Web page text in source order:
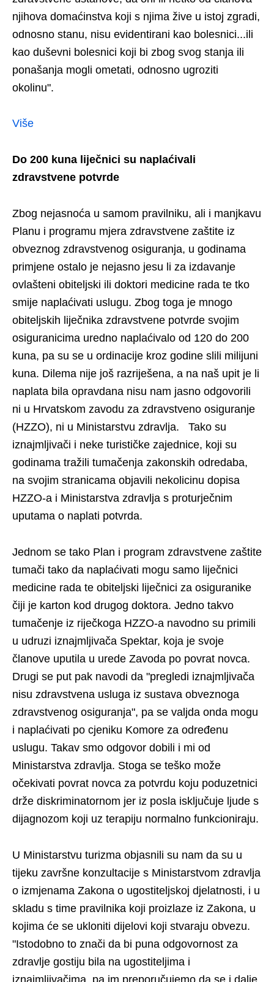
njihova domaćinstva koji s njima žive u istoj zgradi,
odnosno stanu, nisu evidentirani kao bolesnici...ili
kao duševni bolesnici koji bi zbog svog stanja ili
ponašanja mogli ometati, odnosno ugroziti
okolinu".
Više
Do 200 kuna liječnici su naplaćivali
zdravstvene potvrde
Zbog nejasnoća u samom pravilniku, ali i manjkavu
Planu i programu mjera zdravstvene zaštite iz
obveznog zdravstvenog osiguranja, u godinama
primjene ostalo je nejasno jesu li za izdavanje
ovlašteni obiteljski ili doktori medicine rada te tko
smije naplaćivati uslugu. Zbog toga je mnogo
obiteljskih liječnika zdravstvene potvrde svojim
osiguranicima uredno naplaćivalo od 120 do 200
kuna, pa su se u ordinacije kroz godine slili milijuni
kuna. Dilema nije još razriješena, a na naš upit je li
naplata bila opravdana nisu nam jasno odgovorili
ni u Hrvatskom zavodu za zdravstveno osiguranje
(HZZO), ni u Ministarstvu zdravlja. Tako su
iznajmljivači i neke turističke zajednice, koji su
godinama tražili tumačenja zakonskih odredaba,
na svojim stranicama objavili nekolicinu dopisa
HZZO-a i Ministarstva zdravlja s proturječnim
uputama o naplati potvrda.
Jednom se tako Plan i program zdravstvene zaštite
tumači tako da naplaćivati mogu samo liječnici
medicine rada te obiteljski liječnici za osiguranike
čiji je karton kod drugog doktora. Jedno takvo
tumačenje iz riječkoga HZZO-a navodno su primili
u udruzi iznajmljivača Spektar, koja je svoje
članove uputila u urede Zavoda po povrat novca.
Drugi se put pak navodi da "pregledi iznajmljivača
nisu zdravstvena usluga iz sustava obveznoga
zdravstvenog osiguranja", pa se valjda onda mogu
i naplaćivati po cjeniku Komore za određenu
uslugu. Takav smo odgovor dobili i mi od
Ministarstva zdravlja. Stoga se teško može
očekivati povrat novca za potvrdu koju poduzetnici
drže diskriminatornom jer iz posla isključuje ljude s
dijagnozom koji uz terapiju normalno funkcioniraju.
U Ministarstvu turizma objasnili su nam da su u
tijeku završne konzultacije s Ministarstvom zdravlja
o izmjenama Zakona o ugostiteljskoj djelatnosti, i u
skladu s time pravilnika koji proizlaze iz Zakona, u
kojima će se ukloniti dijelovi koji stvaraju obvezu.
"Istodobno to znači da bi puna odgovornost za
zdravlje gostiju bila na ugostiteljima i
iznajmljivačima, pa im preporučujemo da se i dalje